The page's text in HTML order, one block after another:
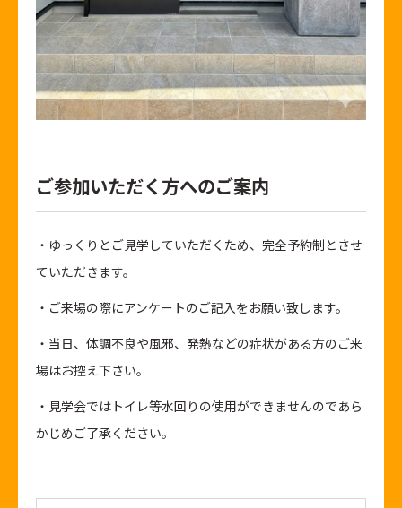
ご参加いただく方へのご案内
・ゆっくりとご見学していただくため、完全予約制とさせ
ていただきます。
・ご来場の際にアンケートのご記入をお願い致します。
・当日、体調不良や風邪、発熱などの症状がある方のご来
場はお控え下さい。
・見学会ではトイレ等水回りの使用ができませんのであら
かじめご了承ください。